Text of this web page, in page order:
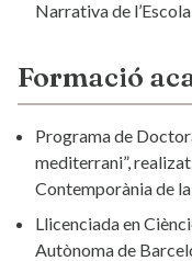
Narrativa de
Formació
Programa de
mediterrani”,
Contemporània de
Llicenciada en
Autònoma de